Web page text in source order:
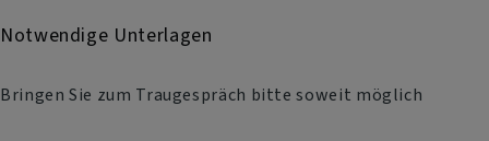
Notwendige Unterlagen
Bringen Sie zum Traugespräch bitte soweit möglich